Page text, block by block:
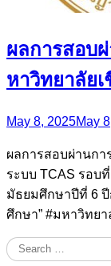
ผลการสอบ
หาวิทยาลัย
May 8, 2025May
ผลการสอบผ่านกา
ระบบ TCAS รอบ
มัธยมศึกษาปีที่ 6 ปี
ศึกษา” #มหาวิทยา
Search